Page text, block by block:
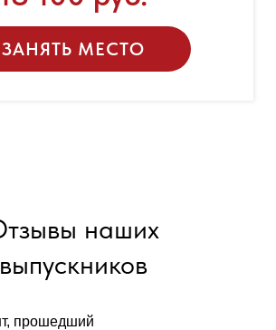
ЗАНЯТЬ МЕСТО
наших
выпускников
прошедший